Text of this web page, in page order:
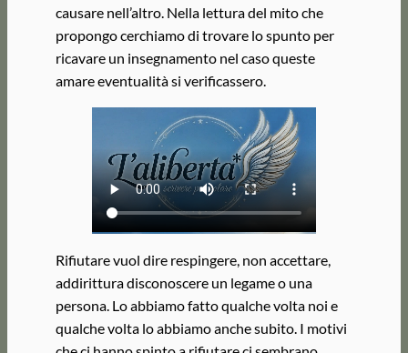
causare nell’altro. Nella lettura del mito che
propongo cerchiamo di trovare lo spunto per
ricavare un insegnamento nel caso queste
amare eventualità si verificassero.
Rifiutare vuol dire respingere, non accettare,
addirittura disconoscere un legame o una
persona. Lo abbiamo fatto qualche volta noi e
qualche volta lo abbiamo anche subito. I motivi